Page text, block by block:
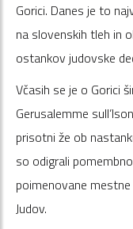
Gorici. Danes je to
na slovenskih tleh in
ostankov judovske
Včasih se je o Gorici
Gerusalemme
prisotni že ob
so odigrali
poimenovane mestne
Judov.